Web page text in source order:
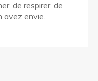
de respirer, de
avez envie.